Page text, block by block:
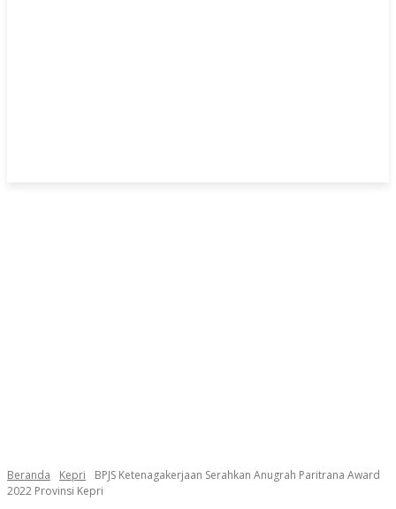
Beranda Kepri
BPJS Ketenagakerjaan Serahkan Anugrah Paritrana Award
2022 Provinsi Kepri